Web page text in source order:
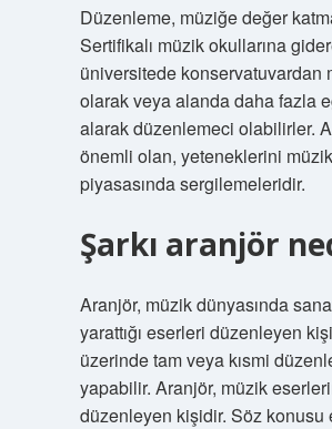
Düzenleme, müziğe değer
Sertifikalı müzik okullarına
üniversitede konservatuvardan
olarak veya alanda daha fazla
alarak düzenlemeci olabilirler.
önemli olan, yeteneklerini müzik
piyasasında sergilemeleridir.
Şarkı aranjör
Aranjör, müzik dünyasında
yarattığı eserleri düzenleyen
üzerinde tam veya kısmi
yapabilir. Aranjör, müzik
düzenleyen kişidir. Söz konusu